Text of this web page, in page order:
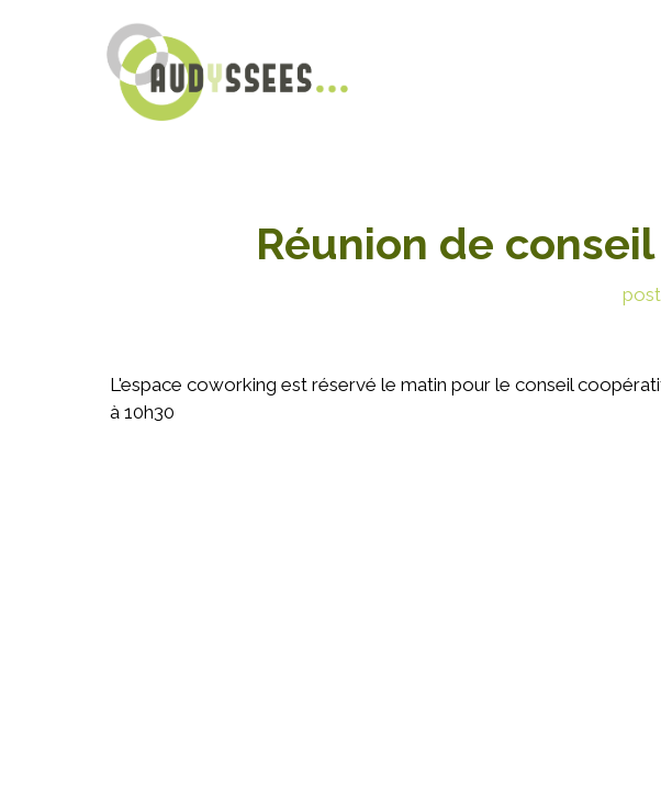
Réunion de
L'espace coworking est réservé le matin pour le conseil
à 10h30